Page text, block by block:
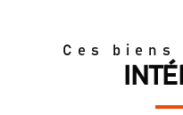
Ces biens